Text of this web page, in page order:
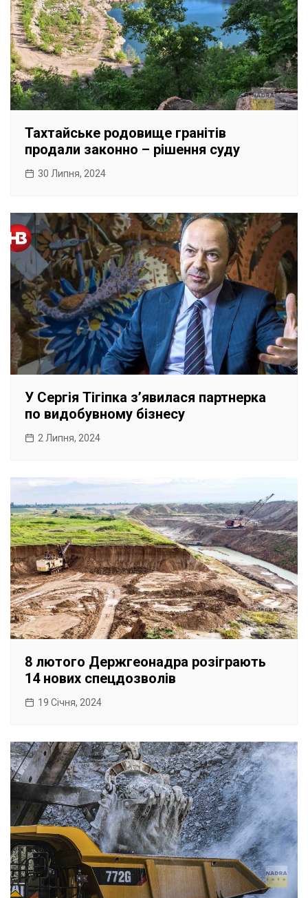
Тахтайське родовище гранітів
продали законно – рішення суду
30 Липня, 2024
У Сергія Тігіпка зʼявилася партнерка
по видобувному бізнесу
2 Липня, 2024
8 лютого Держгеонадра розіграють
14 нових спецдозволів
19 Січня, 2024